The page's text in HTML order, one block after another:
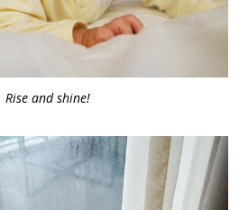
Rise and shine!